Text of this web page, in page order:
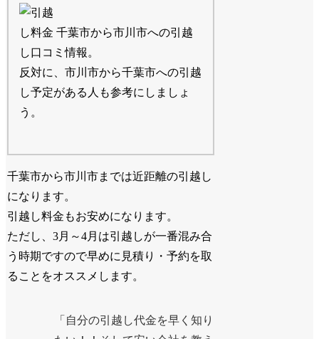
千葉市から市川市への引越
し口コミ情報。
反対に、市川市から千葉市への引越
し予定がある人も参考にしましょ
う。
千葉市から市川市までは近距離の引越し
になります。
引越し料金もお安めになります。
ただし、3月～4月は引越しが一番混み合
う時期ですので早めに見積り・予約を取
ることをオススメします。
「自分の引越し代金を早く知り